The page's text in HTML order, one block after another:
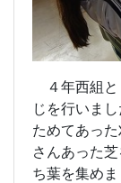
４年西組と
じを行いま
ためてあっ
さんあった
ち葉を集め